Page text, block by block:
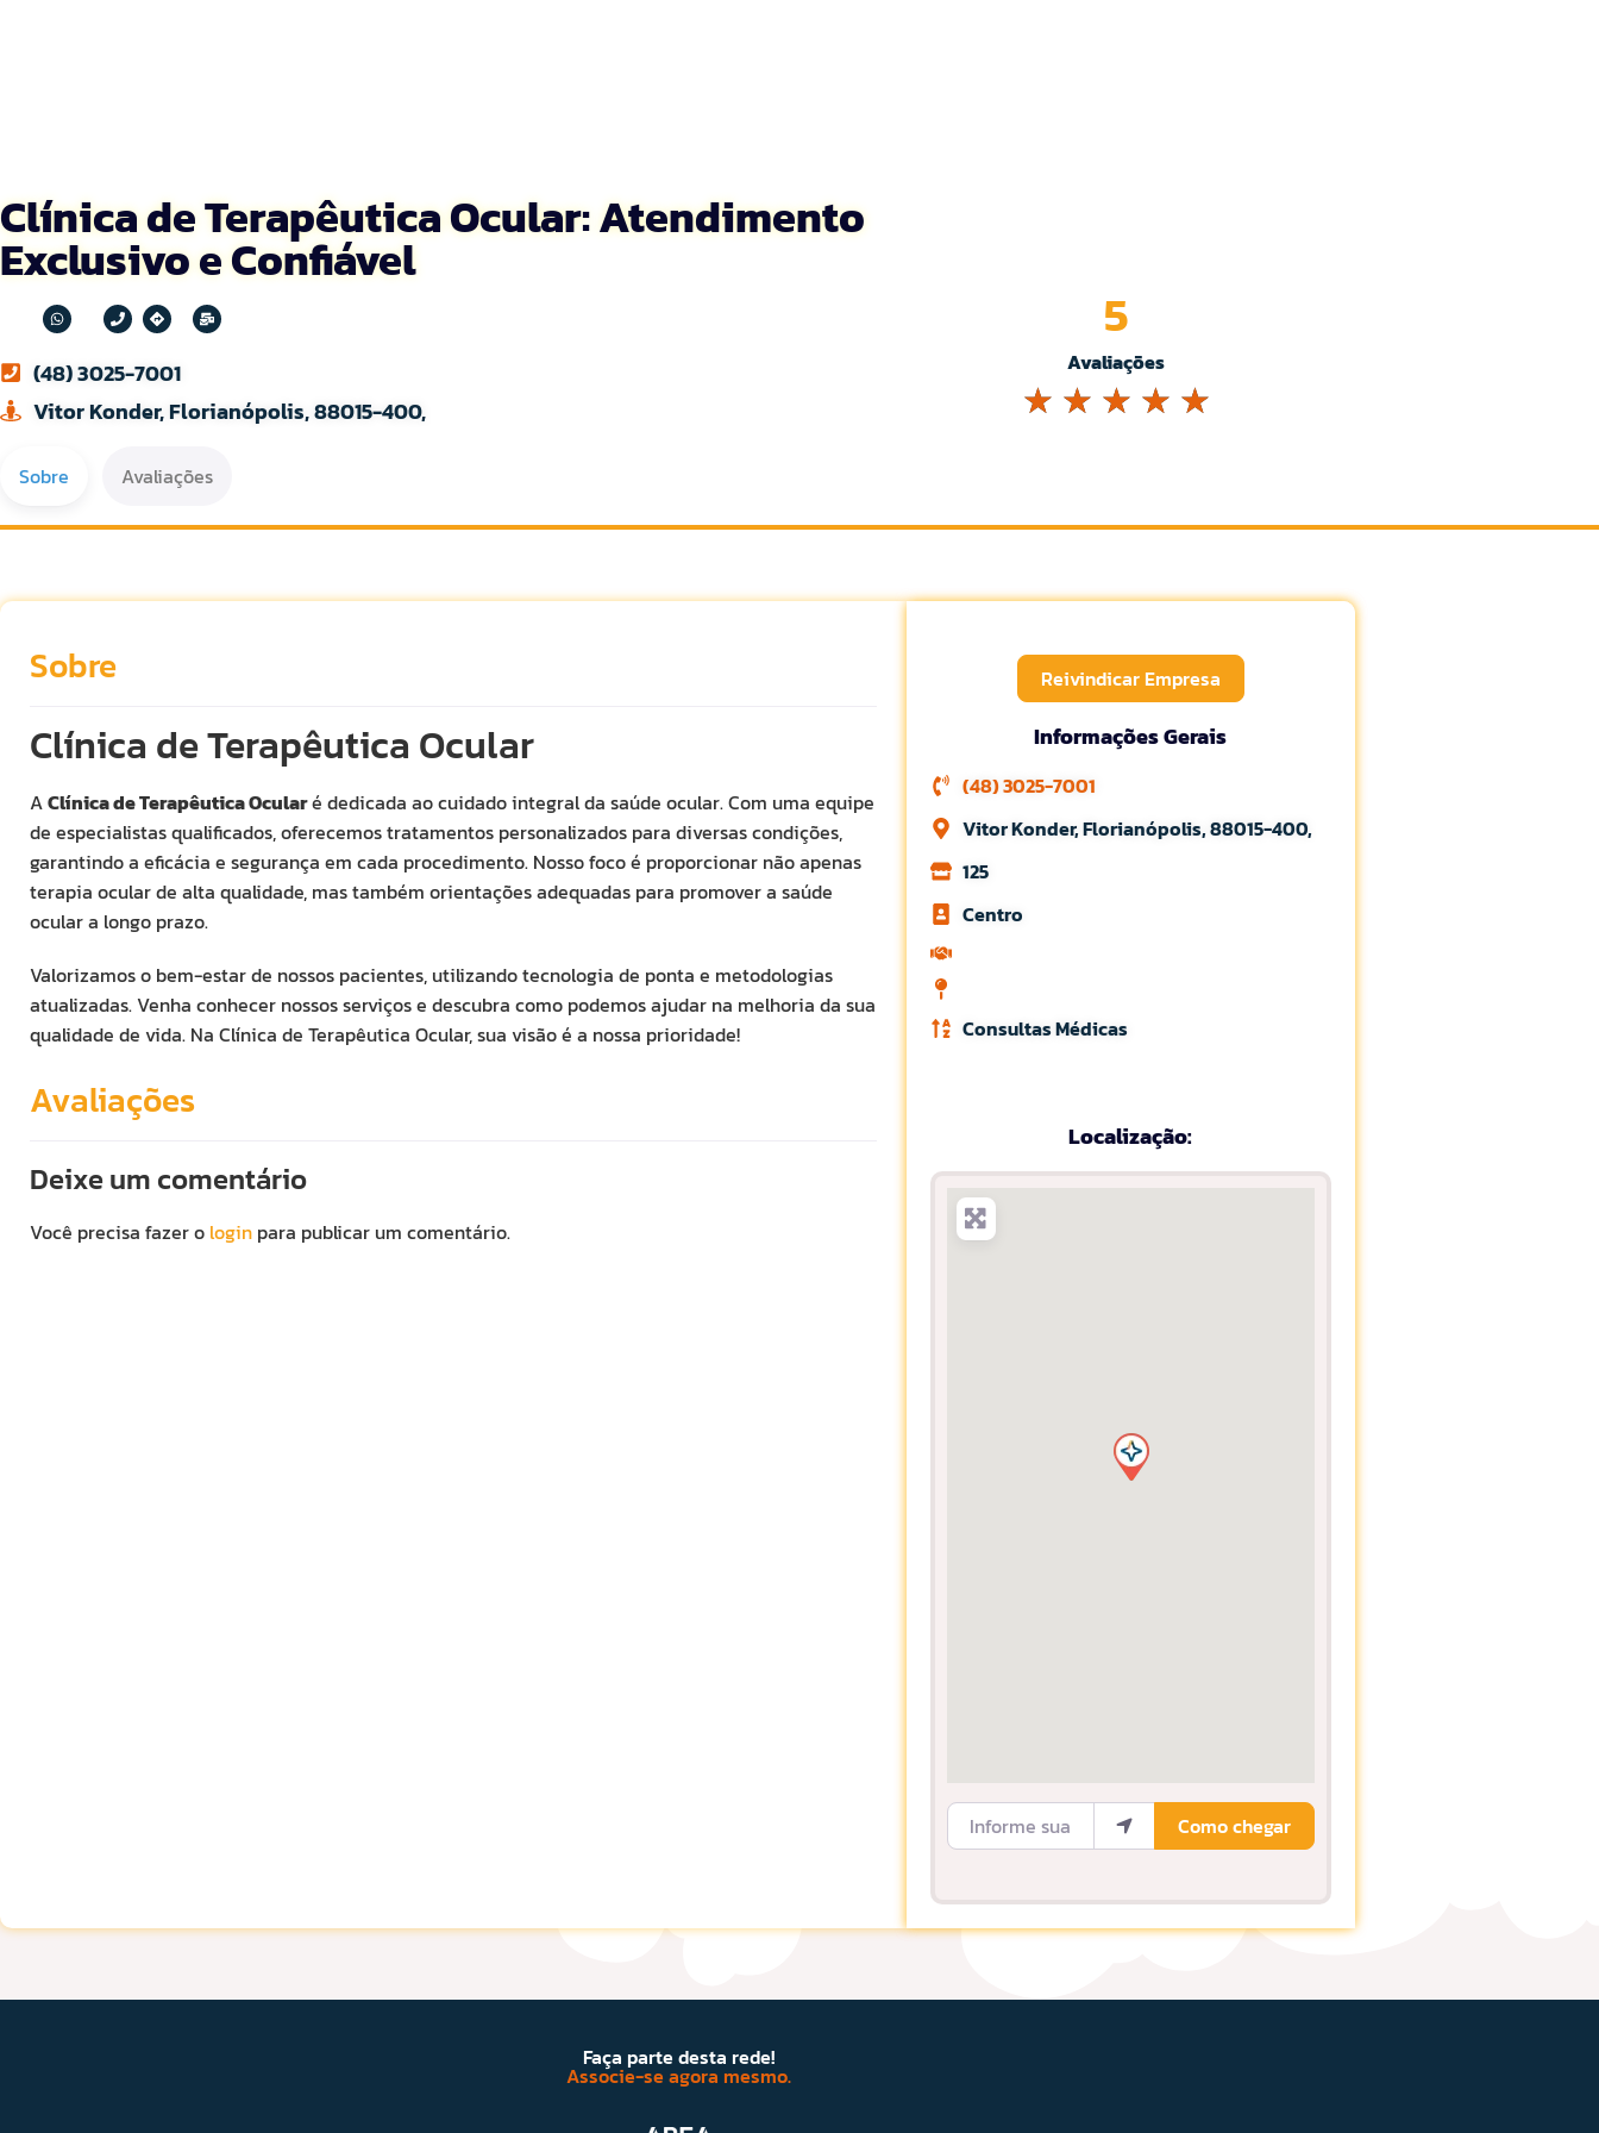
Clínica de Terapêutica Ocular: Atendimento
Exclusivo e Confiável
(48) 3025-7001
Vitor Konder, Florianópolis, 88015-400,
Avaliações
5
☆ ☆ ☆ ☆ ☆
Sobre Avaliações
Sobre
Clínica de Terapêutica Ocular
AClínica de Terapêutica Ocularé dedicada ao cuidado integral da saúde ocular. Com uma equipe
de especialistas qualificados, oferecemos tratamentos personalizados para diversas condições,
garantindo a eficácia e segurança em cada procedimento. Nosso foco é proporcionar não apenas
terapia ocular de alta qualidade, mas também orientações adequadas para promover a saúde
ocular a longo prazo.
Valorizamos o bem-estar de nossos pacientes, utilizando tecnologia de ponta e metodologias
atualizadas. Venha conhecer nossos serviços e descubra como podemos ajudar na melhoria da sua
qualidade de vida. Na Clínica de Terapêutica Ocular, sua visão é a nossa prioridade!
Avaliações
Deixe um comentário
Você precisa fazer o login para publicar um comentário.
Reivindicar Empresa
Informações Gerais
(48) 3025-7001
Vitor Konder, Florianópolis, 88015-400,
125
Centro
Consultas Médicas
Localização:
Informe sua Localização
Como chegar
Faça parte desta rede!
Associe-se agora mesmo.